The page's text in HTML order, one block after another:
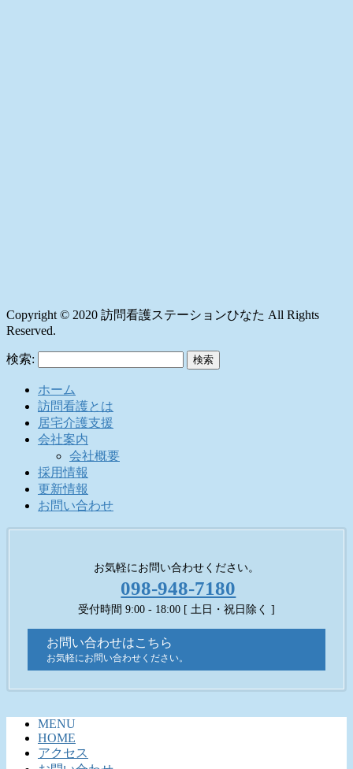
Copyright © 2020 訪問看護ステーションひなた All Rights
Reserved.
検索:
ホーム
訪問看護とは
居宅介護支援
会社案内
会社概要
採用情報
更新情報
お問い合わせ
お気軽にお問い合わせください。
098-948-7180
受付時間 9:00 - 18:00 [ 土日・祝日除く ]
お問い合わせはこちら
お気軽にお問い合わせください。
MENU
HOME
アクセス